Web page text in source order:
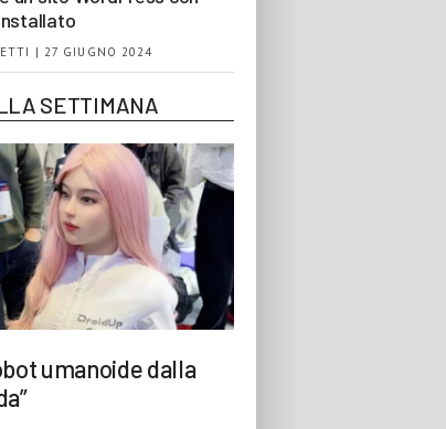
| 27 GIUGNO 2024
SETTIMANA
umanoide dalla